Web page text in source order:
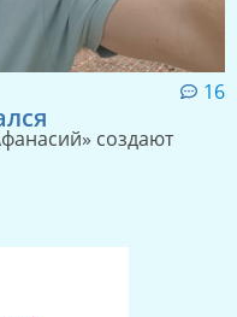
16
создают